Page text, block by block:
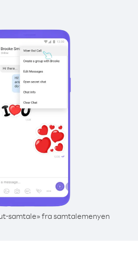
samtale» fra samtalemenyen